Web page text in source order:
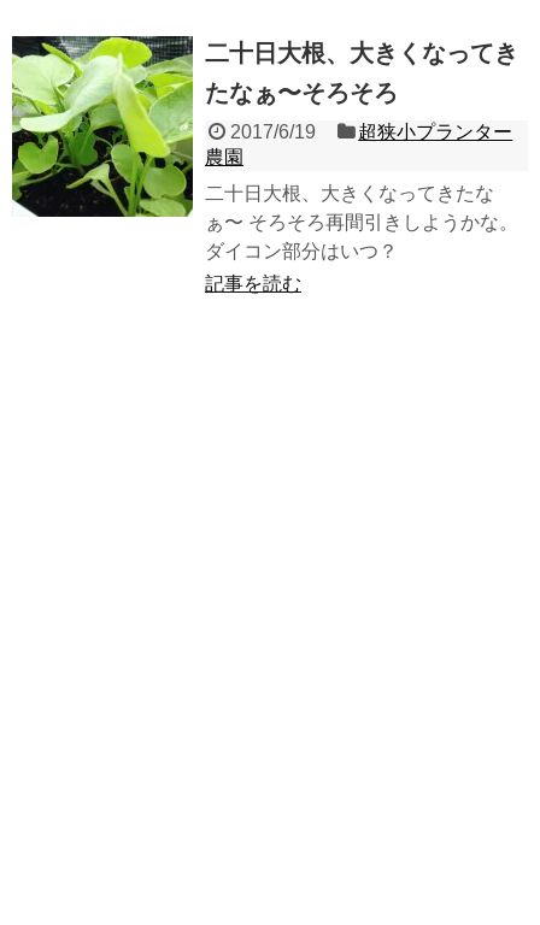
二十日大根、大きくなってき
たなぁ〜そろそろ
2017/6/19
超狭小プランター
農園
二十日大根、大きくなってきたな
ぁ〜 そろそろ再間引きしようかな。
ダイコン部分はいつ？
記事を読む